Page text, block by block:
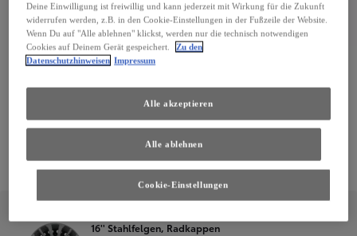
16'' Stahlfelgen, Radkappen
Deine Einwilligung ist freiwillig und kann jederzeit mit Wirkung für die Zukunft
widerrufen werden, z.B. in den Cookie-Einstellungen in der Fußzeile der Website.
Wenn Du auf "Alle ablehnen" klickst, werden nur die technisch notwendigen
Cookies auf Deinem Gerät gespeichert.
Zu den
Datenschutzhinweisen Impressum
Cookie-Einstellungen
Alle ablehnen
Alle akzeptieren